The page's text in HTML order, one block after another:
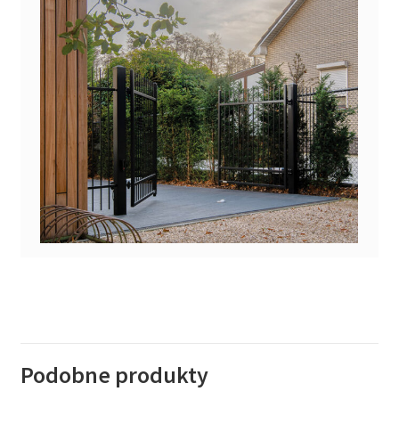
Podobne produkty